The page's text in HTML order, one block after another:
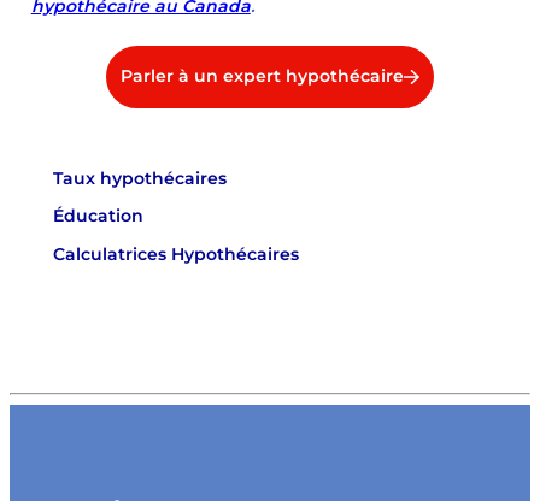
hypothécaire au Canada.
Parler à un expert hypothécaire
Taux hypothécaires
Éducation
Calculatrices Hypothécaires